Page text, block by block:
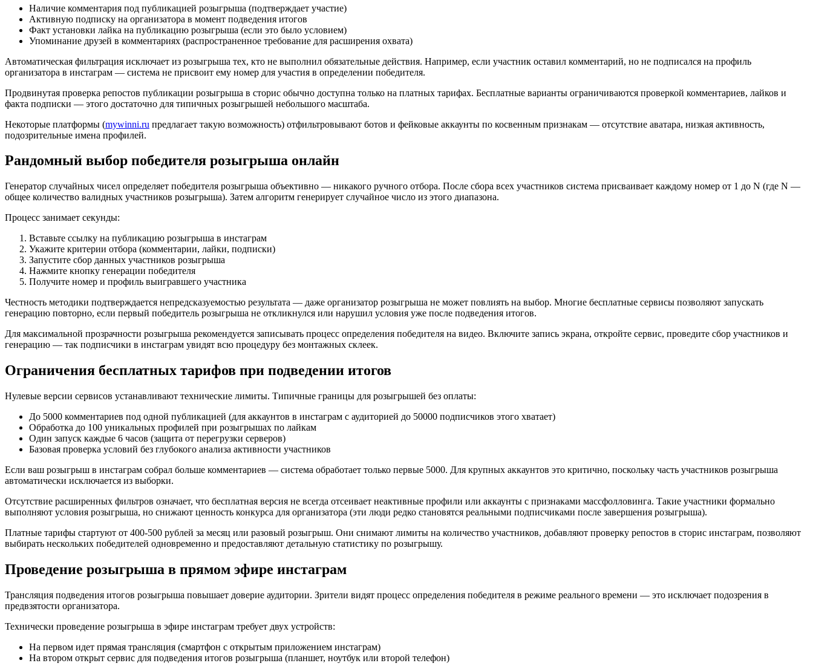
Наличие комментария под публикацией розыгрыша (подтверждает участие)
Активную подписку на организатора в момент подведения итогов
Факт установки лайка на публикацию розыгрыша (если это было условием)
Упоминание друзей в комментариях (распространенное требование для расширения охвата)
Автоматическая фильтрация исключает из розыгрыша тех, кто не выполнил обязательные действия. Например, если участник оставил комментарий, но не подписался на профиль
организатора в инстаграм — система не присвоит ему номер для участия в определении победителя.
Продвинутая проверка репостов публикации розыгрыша в сторис обычно доступна только на платных тарифах. Бесплатные варианты ограничиваются проверкой комментариев, лайков и
факта подписки — этого достаточно для типичных розыгрышей небольшого масштаба.
Некоторые платформы (mywinni.ru предлагает такую возможность) отфильтровывают ботов и фейковые аккаунты по косвенным признакам — отсутствие аватара, низкая активность,
подозрительные имена профилей.
Рандомный выбор победителя розыгрыша онлайн
Генератор случайных чисел определяет победителя розыгрыша объективно — никакого ручного отбора. После сбора всех участников система присваивает каждому номер от 1 до N (где N —
общее количество валидных участников розыгрыша). Затем алгоритм генерирует случайное число из этого диапазона.
Процесс занимает секунды:
Вставьте ссылку на публикацию розыгрыша в инстаграм
Укажите критерии отбора (комментарии, лайки, подписки)
Запустите сбор данных участников розыгрыша
Нажмите кнопку генерации победителя
Получите номер и профиль выигравшего участника
Честность методики подтверждается непредсказуемостью результата — даже организатор розыгрыша не может повлиять на выбор. Многие бесплатные сервисы позволяют запускать
генерацию повторно, если первый победитель розыгрыша не откликнулся или нарушил условия уже после подведения итогов.
Для максимальной прозрачности розыгрыша рекомендуется записывать процесс определения победителя на видео. Включите запись экрана, откройте сервис, проведите сбор участников и
генерацию — так подписчики в инстаграм увидят всю процедуру без монтажных склеек.
Ограничения бесплатных тарифов при подведении итогов
Нулевые версии сервисов устанавливают технические лимиты. Типичные границы для розыгрышей без оплаты:
До 5000 комментариев под одной публикацией (для аккаунтов в инстаграм с аудиторией до 50000 подписчиков этого хватает)
Обработка до 100 уникальных профилей при розыгрышах по лайкам
Один запуск каждые 6 часов (защита от перегрузки серверов)
Базовая проверка условий без глубокого анализа активности участников
Если ваш розыгрыш в инстаграм собрал больше комментариев — система обработает только первые 5000. Для крупных аккаунтов это критично, поскольку часть участников розыгрыша
автоматически исключается из выборки.
Отсутствие расширенных фильтров означает, что бесплатная версия не всегда отсеивает неактивные профили или аккаунты с признаками массфолловинга. Такие участники формально
выполняют условия розыгрыша, но снижают ценность конкурса для организатора (эти люди редко становятся реальными подписчиками после завершения розыгрыша).
Платные тарифы стартуют от 400-500 рублей за месяц или разовый розыгрыш. Они снимают лимиты на количество участников, добавляют проверку репостов в сторис инстаграм, позволяют
выбирать нескольких победителей одновременно и предоставляют детальную статистику по розыгрышу.
Проведение розыгрыша в прямом эфире инстаграм
Трансляция подведения итогов розыгрыша повышает доверие аудитории. Зрители видят процесс определения победителя в режиме реального времени — это исключает подозрения в
предвзятости организатора.
Технически проведение розыгрыша в эфире инстаграм требует двух устройств:
На первом идет прямая трансляция (смартфон с открытым приложением инстаграм)
На втором открыт сервис для подведения итогов розыгрыша (планшет, ноутбук или второй телефон)